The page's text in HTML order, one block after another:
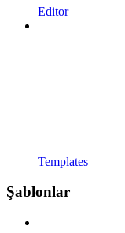
Editor
Templates
Şablonlar